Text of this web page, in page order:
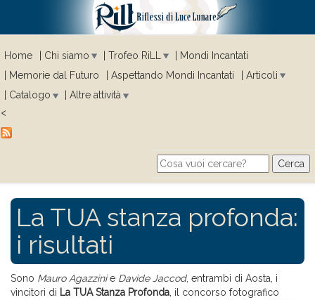
Home Chi siamo Trofeo RiLL
Mondi Incantati
Memorie dal Futuro
Aspettando Mondi Incantati
Articoli
Catalogo
Altre attività
<
Search form
Cerca
La TUA stanza profonda:
i risultati
Sono Mauro Agazzinie Davide Jaccod, entrambi di Aosta, i
vincitori di La TUA Stanza Profonda , il concorso fotografico